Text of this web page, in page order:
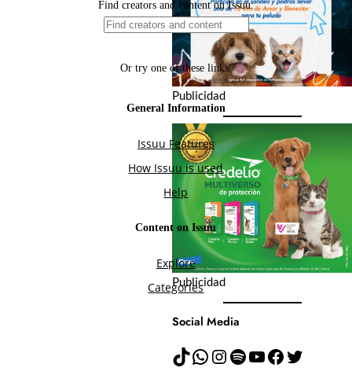
Publicidad
Publicidad
Social Media
TikTok WhatsApp Instagram Spotify YouTube Facebook Twitter